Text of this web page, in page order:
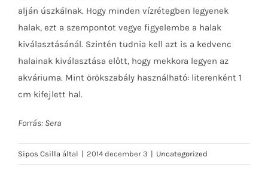
alján úszkálnak. Hogy minden vízrétegben legyenek
halak, ezt a szempontot vegye figyelembe a halak
kiválasztásánál. Szintén tudnia kell azt is a kedvenc
halainak kiválasztása előtt, hogy mekkora legyen az
akváriuma. Mint örökszabály használható: literenként 1
cm kifejlett hal.
Forrás: Sera
Sipos Csilla által | 2014 december 3 | Uncategorized